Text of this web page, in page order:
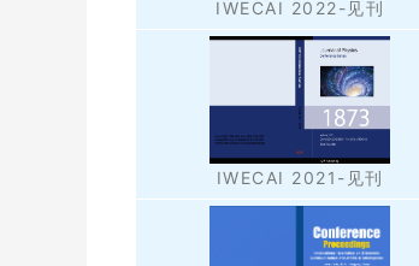
IWECAI 2022-见刊
IWECAI 2021-见刊